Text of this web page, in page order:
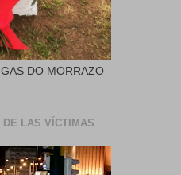
DO MORRAZO
DE LAS VÍCTIMAS